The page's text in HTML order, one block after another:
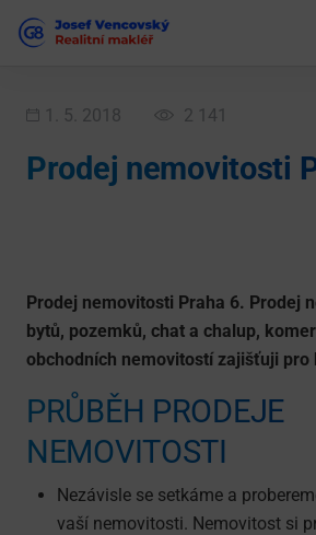
1. 5. 2018 2 141
Prodej nemovitosti
Prodej nemovitosti Praha 6. Prodej
bytů, pozemků, chat a chalup,
obchodních nemovitostí zajišťuji pro
PRŮBĚH PRODEJE
NEMOVITOSTI
Nezávisle se setkáme a
vaší nemovitosti. Nemovitost si